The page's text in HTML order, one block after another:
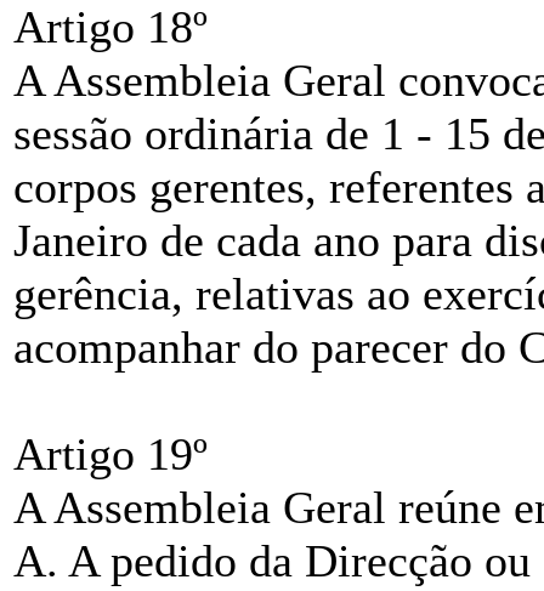
Artigo 18º
A Assembleia Geral
sessão ordinária de 1 - 15
corpos gerentes, referentes
Janeiro de cada ano para
gerência, relativas ao
acompanhar do parecer do
Artigo 19º
A Assembleia Geral reúne
A. A pedido da Direcção